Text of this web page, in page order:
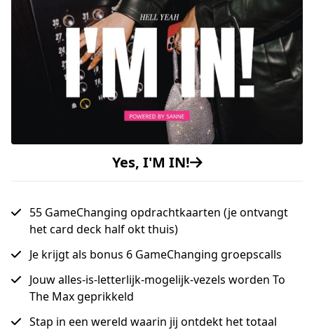
Yes, I'M IN!
55 GameChanging opdrachtkaarten (je ontvangt
het card deck half okt thuis)
Je krijgt als bonus 6 GameChanging groepscalls
Jouw alles-is-letterlijk-mogelijk-vezels worden To
The Max geprikkeld
Stap in een wereld waarin jij ontdekt het totaal